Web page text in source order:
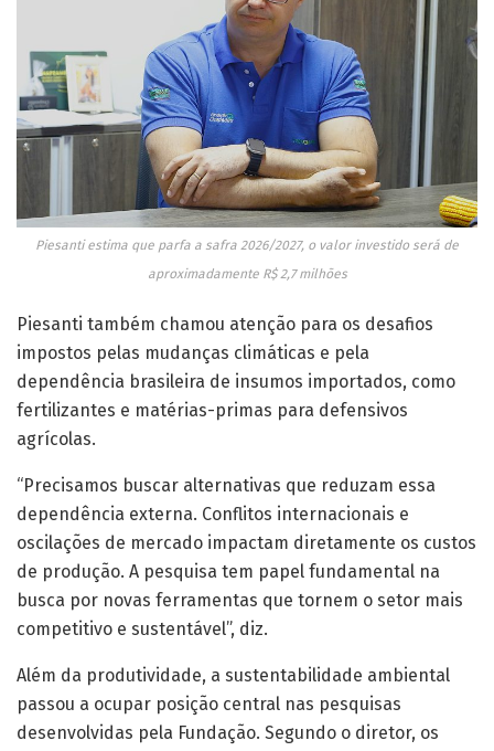
Piesanti estima que parfa a safra 2026/2027, o valor investido será de
aproximadamente R$ 2,7 milhões
Piesanti também chamou atenção para os desafios
impostos pelas mudanças climáticas e pela
dependência brasileira de insumos importados, como
fertilizantes e matérias-primas para defensivos
agrícolas.
“Precisamos buscar alternativas que reduzam essa
dependência externa. Conflitos internacionais e
oscilações de mercado impactam diretamente os custos
de produção. A pesquisa tem papel fundamental na
busca por novas ferramentas que tornem o setor mais
competitivo e sustentável”, diz.
Além da produtividade, a sustentabilidade ambiental
passou a ocupar posição central nas pesquisas
desenvolvidas pela Fundação. Segundo o diretor, os